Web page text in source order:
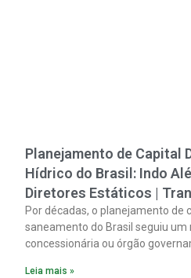
Planejamento de Capital
Hídrico do Brasil: Indo
Diretores Estáticos |
Por décadas, o planejamento de
saneamento do Brasil seguiu
concessionária ou órgão
Leia mais »